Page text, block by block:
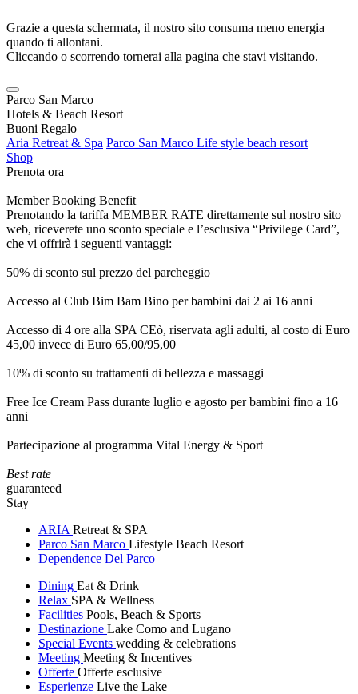
Grazie a questa schermata, il nostro sito consuma meno energia
quando ti allontani.
Cliccando o scorrendo tornerai alla pagina che stavi visitando.
Parco San Marco
Hotels & Beach Resort
Buoni Regalo
Aria Retreat & Spa Parco San Marco Life style beach resort
Shop
Prenota ora
Member Booking Benefit
Prenotando la tariffa MEMBER RATE direttamente sul nostro sito
web, riceverete uno sconto speciale e l’esclusiva “Privilege Card”,
che vi offrirà i seguenti vantaggi:
50% di sconto sul prezzo del parcheggio
Accesso al Club Bim Bam Bino per bambini dai 2 ai 16 anni
Accesso di 4 ore alla SPA CEò, riservata agli adulti, al costo di Euro
45,00 invece di Euro 65,00/95,00
10% di sconto su trattamenti di bellezza e massaggi
Free Ice Cream Pass durante luglio e agosto per bambini fino a 16
anni
Partecipazione al programma Vital Energy & Sport
Best rate
guaranteed
Stay
ARIA Retreat & SPA
Parco San Marco Lifestyle Beach Resort
Dependence Del Parco
Dining Eat & Drink
Relax SPA & Wellness
Facilities Pools, Beach & Sports
Destinazione Lake Como and Lugano
Special Events wedding & celebrations
Meeting Meeting & Incentives
Offerte Offerte esclusive
Esperienze Live the Lake